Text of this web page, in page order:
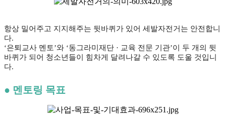
항상 밀어주고 지지해주는 뒷바퀴가 있어 세발자전거는 안전합니
다.
‘은퇴교사 멘토’와 ‘동그라미재단 · 교육 전문 기관’이 두 개의 뒷
바퀴가 되어 청소년들이 힘차게 달려나갈 수 있도록 도울 것입니
다.
● 멘토링 목표